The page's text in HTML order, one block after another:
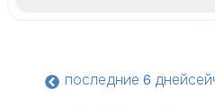
последние 6 дней